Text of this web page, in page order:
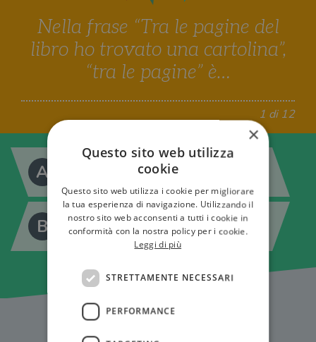
Nella frase “Tra le pagine del
libro ho trovato una cartolina”,
“tra le pagine” è…
1 di 12
A Un complemento di stato in luogo
B Un complemento di moto per luogo
×
Questo sito web utilizza
cookie
Questo sito web utilizza i cookie per migliorare
la tua esperienza di navigazione. Utilizzando il
nostro sito web acconsenti a tutti i cookie in
conformità con la nostra policy per i cookie.
Leggi di più
STRETTAMENTE NECESSARI
PERFORMANCE